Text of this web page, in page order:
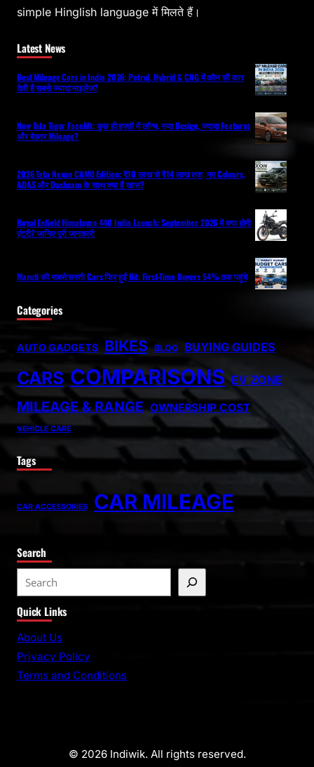
simple Hinglish language में मिलते हैं।
Latest News
Best Mileage Cars in India 2026: Petrol, Hybrid & CNG में कौन सी कार
देती है सबसे ज्यादा माइलेज?
New Tata Tigor Facelift: कुछ ही हफ्तों में लॉन्च, नया Design, ज्यादा Features
और बेहतर Mileage?
2026 Tata Nexon CAMO Edition: ₹10 लाख से ₹14 लाख तक, नए Colours,
ADAS और Dashcam के साथ क्या है खास?
Royal Enfield Himalayan 440 India Launch: September 2026 में क्या होगी
एंट्री? जानिए पूरी जानकारी
Maruti की सबसे सस्ती Cars फिर हुईं Hit: First-Time Buyers 54% तक पहुंचे
Categories
AUTO GADGETS BIKES BLOG BUYING GUIDES
CARS COMPARISONS EV ZONE
MILEAGE & RANGE OWNERSHIP COST
VEHICLE CARE
Tags
CAR ACCESSORIES CAR MILEAGE
Search
Quick Links
About Us
Privacy Policy
Terms and Conditions
© 2026 Indiwik. All rights reserved.